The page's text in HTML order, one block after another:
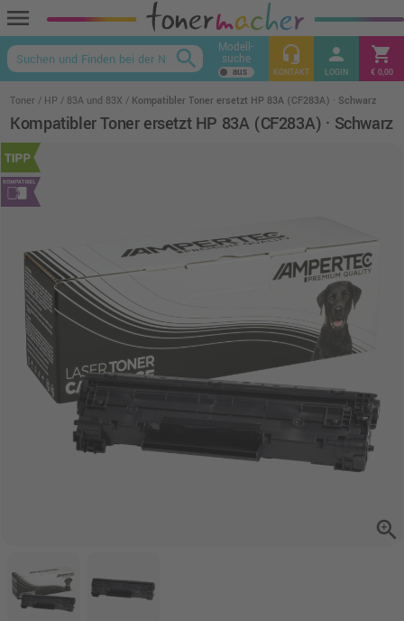
menu
keyboard_arrow_up
search Modell-
suche headset_mic
KONTAKT
person
LOGIN
shopping_cart
€ 0,00
Toner HP 83A und 83X Kompatibler Toner ersetzt HP 83A (CF283A) · Schwarz
Kompatibler Toner ersetzt HP 83A (CF283A) · Schwarz
zoom_in